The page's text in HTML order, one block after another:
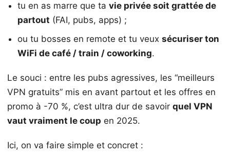
tu en as marre que ta vie privée soit grattée de
partout (FAI, pubs, apps) ;
ou tu bosses en remote et tu veux sécuriser ton
WiFi de café / train / coworking.
Le souci : entre les pubs agressives, les “meilleurs
VPN gratuits” mis en avant partout et les offres en
promo à -70 %, c’est ultra dur de savoir quel VPN
vaut vraiment le coup en 2025.
Ici, on va faire simple et concret :